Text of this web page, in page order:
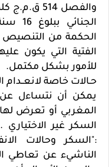
والفصل
الحكمة من التنصيص
الفتية التي يكون
للأمور بشكل مكتمل.
حـالات خاصة لانعــدام
يمكن أن نتساءل
المغربي أو تعرض
:"السكر وحالات
الناشيء عن تعاطي